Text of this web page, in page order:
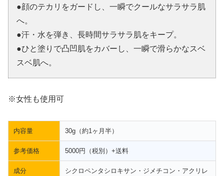
●顔のテカリをガードし、一瞬でクールなサラサラ肌
へ。
●汗・水を弾き、長時間サラサラ肌をキープ。
●ひと塗りで凸凹肌をカバーし、一瞬で滑らかなスベ
スベ肌へ。
※女性も使用可
内容量 30g（約1ヶ月半）
参考価格 5000円（税別）+送料
成分
シクロペンタシロキサン・ジメチコン・アクリレ